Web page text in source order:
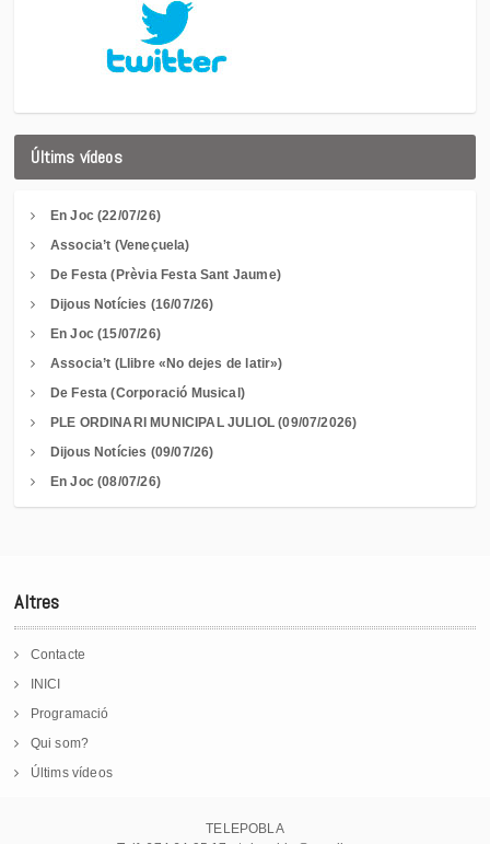
Últims vídeos
En Joc (22/07/26)
Associa’t (Veneçuela)
De Festa (Prèvia Festa Sant Jaume)
Dijous Notícies (16/07/26)
En Joc (15/07/26)
Associa’t (Llibre «No dejes de latir»)
De Festa (Corporació Musical)
PLE ORDINARI MUNICIPAL JULIOL (09/07/2026)
Dijous Notícies (09/07/26)
En Joc (08/07/26)
Altres
Contacte
INICI
Programació
Qui som?
Últims vídeos
TELEPOBLA